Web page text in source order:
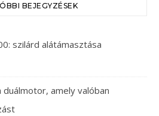
BEJEGYZÉSEK
szilárd alátámasztása
duálmotor, amely valóban